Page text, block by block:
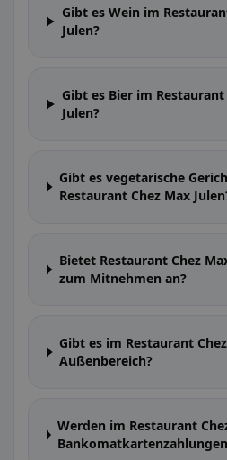
Gibt es Wein im
Julen?
Gibt es Bier im Restaurant
Julen?
Gibt es vegetarische
Restaurant Chez Max
Bietet Restaurant Chez
zum Mitnehmen an?
Gibt es im Restaurant
Außenbereich?
Werden im Restaurant